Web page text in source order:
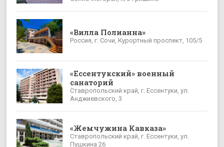
«Вилла Полианна»
Россия, г. Сочи, Курортный проспект, 105/5
«Ессентукский» военный
санаторий
Ставропольский край, г. Ессентуки, ул.
Анджиевского, 3
«Жемчужина Кавказа»
Ставропольский край, г. Ессентуки, ул.
Пушкина 26